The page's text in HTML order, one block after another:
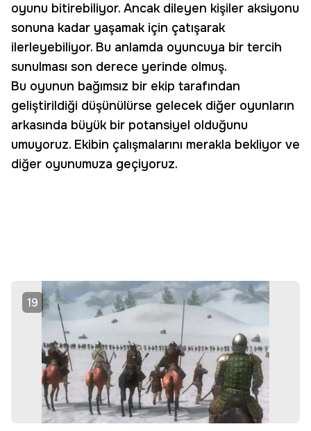
oyunu bitirebiliyor. Ancak dileyen kişiler aksiyonu
sonuna kadar yaşamak için çatışarak
ilerleyebiliyor. Bu anlamda oyuncuya bir tercih
sunulması son derece yerinde olmuş.
Bu oyunun bağımsız bir ekip tarafından
geliştirildiği düşünülürse gelecek diğer oyunların
arkasında büyük bir potansiyel olduğunu
umuyoruz. Ekibin çalışmalarını merakla bekliyor ve
diğer oyunumuza geçiyoruz.
19